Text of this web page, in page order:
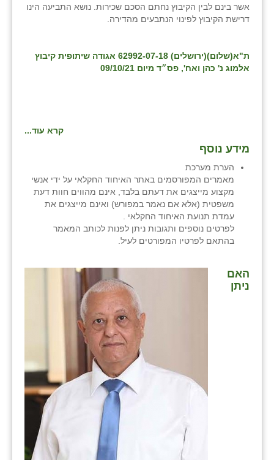
אשר בינם לבין הקיבוץ נחתם הסכם שכירות. נושא התביעה הינו
דרישת הקיבוץ לפינוי הנתבעים מהדירה.
ת"א(שלום)(ירושלים) 62992-07-18 אגודה שיתופית קיבוץ
אלמוג נ' כהן ואח', פס״ד מיום 09/10/21
קרא עוד...
מידע נוסף
הערת מערכת
מאמרים המפורסמים באתר האיחוד החקלאי על ידי אנשי
מקצוע מייצגים את דעתם בלבד, אינם מהווים חוות דעת
משפטית (אלא אם נאמר במפורש) ואינם מייצגים את
עמדת תנועת האיחוד החקלאי .
לפרטים נוספים ותגובות ניתן לפנות לכותב המאמר
בהתאם לפרטיו המפורטים לעיל.
האם
ניתן